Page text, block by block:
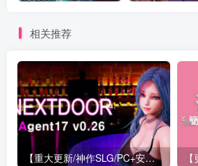
相关推荐
【重大更新/神作SLG/PC+安卓/官中】特工17 Agent 17 v0.26.10 官方中文版+存档or满金币